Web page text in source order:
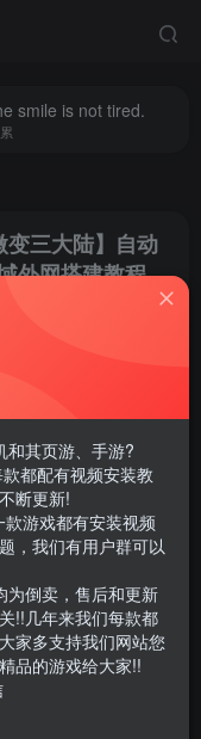
smile is not tired.
三大陆】自动
外网搭建教程
新的官方客户端
域网/外网教程）
局域网及外网视频
和其页游、手游?
都配有视频安装教
断更新!
游戏都有安装视频
，我们有用户群可以
为倒卖，售后和更新
!!几年来我们每款都
家多支持我们网站您
品的游戏给大家!!